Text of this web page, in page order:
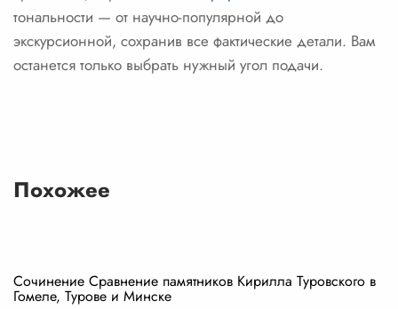
тональности — от научно-популярной до
экскурсионной, сохранив все фактические детали. Вам
останется только выбрать нужный угол подачи.
Похожее
Сочинение Сравнение памятников Кирилла Туровского в
Гомеле, Турове и Минске